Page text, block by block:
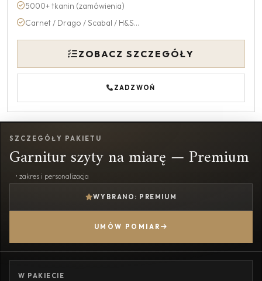
5000+ tkanin (zamówienia)
Carnet / Drago / Scabal / H&S...
ZOBACZ SZCZEGÓŁY
ZADZWOŃ
SZCZEGÓŁY PAKIETU
Garnitur szyty na miarę — Premium
• zakres i personalizacja
WYBRANO: PREMIUM
UMÓW POMIAR
W PAKIECIE